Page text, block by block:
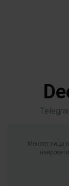
Меняет лица